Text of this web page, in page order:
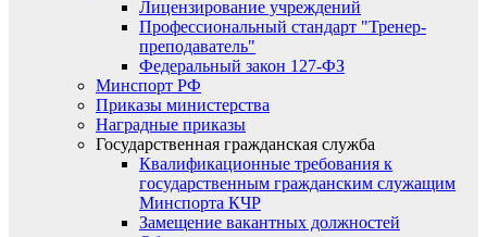
Лицензирование учреждений
Профессиональный стандарт "Тренер-
преподаватель"
Федеральный закон 127-ФЗ
Минспорт РФ
Приказы министерства
Наградные приказы
Государственная гражданская служба
Квалификационные требования к
государственным гражданским служащим
Минспорта КЧР
Замещение вакантных должностей